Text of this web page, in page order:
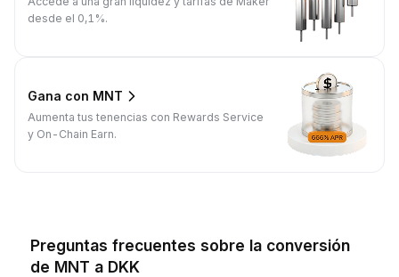
desde el 0,1%.
Gana con MNT
Aumenta tus tenencias con Rewards Service
y On-Chain Earn.
Preguntas frecuentes sobre la conversión
de MNT a DKK